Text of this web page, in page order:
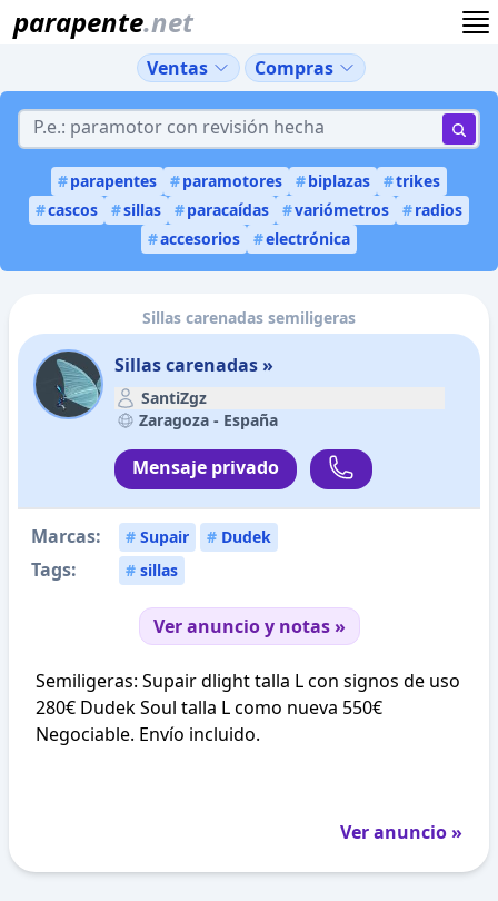
parapente.net
Ventas Compras
#parapentes #paramotores #biplazas #trikes
#cascos #sillas #paracaídas #variómetros #radios
#accesorios #electrónica
Sillas carenadas semiligeras
Sillas carenadas »
SantiZgz
Zaragoza - España
Mensaje privado
Marcas: # Supair # Dudek
Tags: # sillas
Ver anuncio y notas »
Semiligeras: Supair dlight talla L con signos de uso
280€ Dudek Soul talla L como nueva 550€
Negociable. Envío incluido.
Ver anuncio »